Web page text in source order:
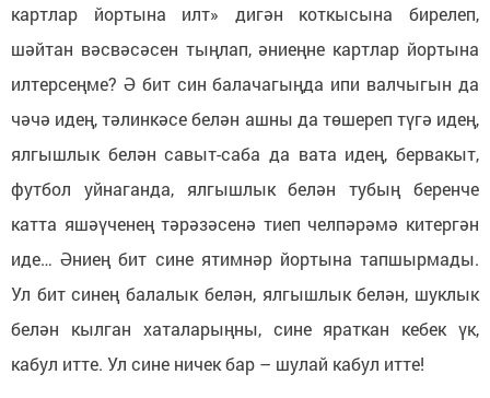
картлар йортына илт» дигән коткысына бирелеп,
шәйтан вәсвәсәсен тыңлап, әниеңне картлар йортына
илтерсеңме? Ә бит син балачагыңда ипи валчыгын да
чәчә идең, тәлинкәсе белән ашны да төшереп түгә идең,
ялгышлык белән савыт-саба да вата идең, бервакыт,
футбол уйнаганда, ялгышлык белән тубың беренче
катта яшәүченең тәрәзәсенә тиеп челпәрәмә китергән
иде… Әниең бит сине ятимнәр йортына тапшырмады.
Ул бит синең балалык белән, ялгышлык белән, шуклык
белән кылган хаталарыңны, сине яраткан кебек үк,
кабул итте. Ул сине ничек бар – шулай кабул итте!